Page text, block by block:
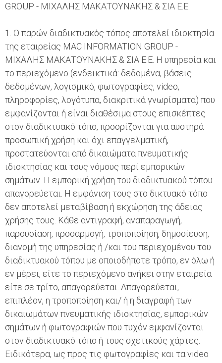
GROUP - ΜΙΧΑΛΗΣ ΜΑΚΑΤΟΥΝΑΚΗΣ & ΣΙΑ Ε.Ε.
1. Ο παρών διαδικτυακός τόπος αποτελεί ιδιοκτησία
της εταιρείας MAC INFORMATION GROUP -
ΜΙΧΑΛΗΣ ΜΑΚΑΤΟΥΝΑΚΗΣ & ΣΙΑ Ε.Ε. Η υπηρεσία και
το περιεχόμενο (ενδεικτικά: δεδομένα, βάσεις
δεδομένων, λογισμικό, φωτογραφίες, video,
πληροφορίες, λογότυπα, διακριτικά γνωρίσματα) που
εμφανίζονται ή είναι διαθέσιμα στους επισκέπτες
στον διαδικτυακό τόπο, προορίζονται για αυστηρά
προσωπική χρήση και όχι επαγγελματική,
προστατεύονται από δικαιώματα πνευματικής
ιδιοκτησίας και τους νόμους περί εμπορικών
σημάτων. Η εμπορική χρήση του διαδικτυακού τόπου
απαγορεύεται. Η εμφάνιση τους στο δικτυακό τόπο
δεν αποτελεί μεταβίβαση ή εκχώρηση της άδειας
χρήσης τους. Κάθε αντιγραφή, αναπαραγωγή,
παρουσίαση, προσαρμογή, τροποποίηση, δημοσίευση,
διανομή της υπηρεσίας ή /και του περιεχομένου του
διαδικτυακού τόπου με οποιοδήποτε τρόπο, εν όλω ή
εν μέρει, είτε το περιεχόμενο ανήκει στην εταιρεία
είτε σε τρίτο, απαγορεύεται. Απαγορεύεται,
επιπλέον, η τροποποίηση και/ ή η διαγραφή των
δικαιωμάτων πνευματικής ιδιοκτησίας, εμπορικών
σημάτων ή φωτογραφιών που τυχόν εμφανίζονται
στον διαδικτυακό τόπο ή τους σχετικούς χάρτες.
Ειδικότερα, ως προς τις φωτογραφίες και τα video